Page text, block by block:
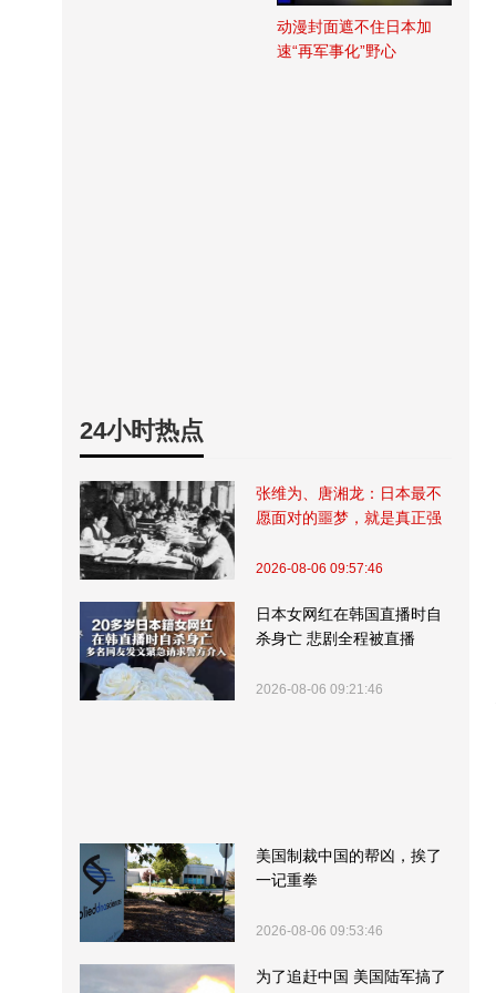
动漫封面遮不住日本加
速“再军事化”野心
24小时热点
张维为、唐湘龙：日本最不
愿面对的噩梦，就是真正强
2026-08-06 09:57:46
日本女网红在韩国直播时自
杀身亡 悲剧全程被直播
2026-08-06 09:21:46
美国制裁中国的帮凶，挨了
一记重拳
2026-08-06 09:53:46
为了追赶中国 美国陆军搞了